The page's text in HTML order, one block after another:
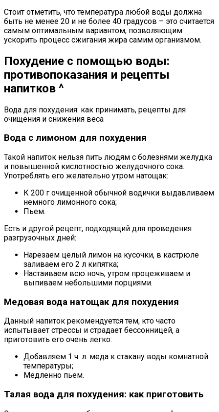
Стоит отметить, что температура любой воды должна
быть не менее 20 и не более 40 градусов – это считается
самым оптимальным вариантом, позволяющим
ускорить процесс сжигания жира самим организмом.
Похудение с помощью воды:
противопоказания и рецепты
напитков ^
Вода для похудения: как принимать, рецепты для
очищения и снижения веса
Вода с лимоном для похудения
Такой напиток нельзя пить людям с болезнями желудка
и повышенной кислотностью желудочного сока.
Употреблять его желательно утром натощак:
К 200 г очищенной обычной водички выдавливаем
немного лимонного сока;
Пьем.
Есть и другой рецепт, подходящий для проведения
разгрузочных дней:
Нарезаем целый лимон на кусочки, в кастрюле
заливаем его 2 л кипятка;
Настаиваем всю ночь, утром процеживаем и
выпиваем небольшими порциями.
Медовая вода натощак для похудения
Данный напиток рекомендуется тем, кто часто
испытывает стрессы и страдает бессонницей, а
приготовить его очень легко:
Добавляем 1 ч. л. меда к стакану воды комнатной
температуры;
Медленно пьем.
Талая вода для похудения: как приготовить